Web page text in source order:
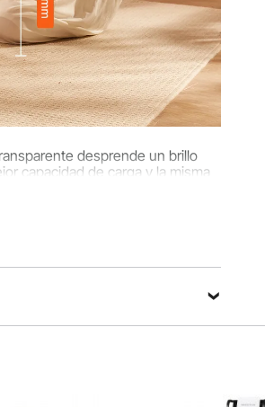
desprende un brillo
capacidad de carga y la misma